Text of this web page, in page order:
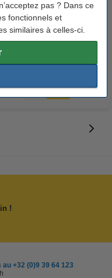
pas ? Dans ce
fonctionnels et
similaires à celles-ci.
papier couleur 80
!
+32 (0)9 39 64 123